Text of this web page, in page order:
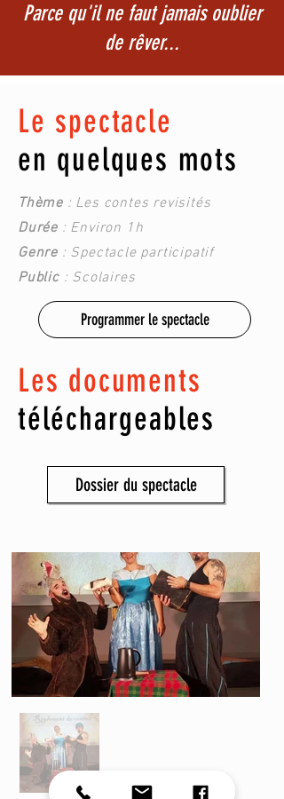
Parce qu'il ne faut jamais oublier
de rêver...
Le spectacle
en quelques mots
Thème : Les contes revisités
Durée : Environ 1h
Genre : Spectacle participatif
Public: Scolaires
Programmer le spectacle
Les documents
téléchargeables
Dossier du spectacle